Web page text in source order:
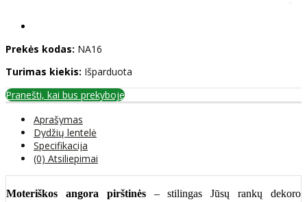
Prekės kodas: NA16
Turimas kiekis: Išparduota
Pranešti, kai bus prekyboje
Aprašymas
Dydžių lentelė
Specifikacija
(0) Atsiliepimai
Moteriškos angora pirštinės– stilingas Jūsų rankų dekoro